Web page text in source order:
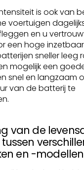
is ook van
voertuigen
en u
een hoge
sneller leeg
mogelijk een
snel en langzaam
van de batterij te
van de
en -modellen